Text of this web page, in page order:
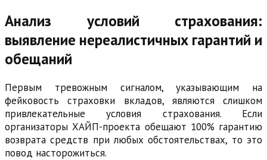
Анализ условий страхования:
выявление нереалистичных гарантий и
обещаний
Первым тревожным сигналом, указывающим на
фейковость страховки вкладов, являются слишком
привлекательные условия страхования. Если
организаторы ХАЙП-проекта обещают 100% гарантию
возврата средств при любых обстоятельствах, то это
повод насторожиться.